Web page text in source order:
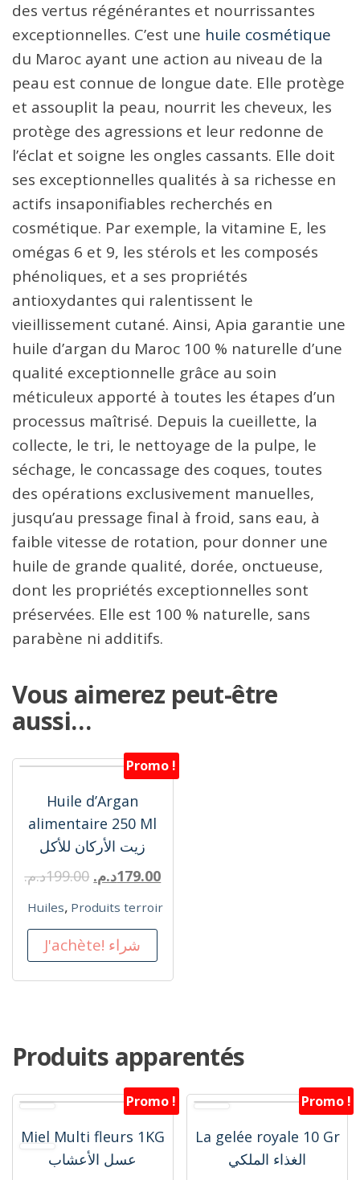
des vertus régénérantes et nourrissantes
exceptionnelles. C’est une huile cosmétique
du Maroc ayant une action au niveau de la
peau est connue de longue date. Elle protège
et assouplit la peau, nourrit les cheveux, les
protège des agressions et leur redonne de
l’éclat et soigne les ongles cassants. Elle doit
ses exceptionnelles qualités à sa richesse en
actifs insaponifiables recherchés en
cosmétique. Par exemple, la vitamine E, les
omégas 6 et 9, les stérols et les composés
phénoliques, et a ses propriétés
antioxydantes qui ralentissent le
vieillissement cutané. Ainsi, Apia garantie une
huile d’argan du Maroc 100 % naturelle d’une
qualité exceptionnelle grâce au soin
méticuleux apporté à toutes les étapes d’un
processus maîtrisé. Depuis la cueillette, la
collecte, le tri, le nettoyage de la pulpe, le
séchage, le concassage des coques, toutes
des opérations exclusivement manuelles,
jusqu’au pressage final à froid, sans eau, à
faible vitesse de rotation, pour donner une
huile de grande qualité, dorée, onctueuse,
dont les propriétés exceptionnelles sont
préservées. Elle est 100 % naturelle, sans
parabène ni additifs.
Vous aimerez peut-être
aussi…
Promo !
Huile d’Argan
alimentaire 250 Ml
زيت الأركان للأكل
199.00د.م. 179.00د.م.
Huiles, Produits terroir
J'achète! شراء
Produits apparentés
Promo !
Miel Multi fleurs 1KG
عسل الأعشاب
Promo !
La gelée royale 10 Gr
الغذاء الملكي